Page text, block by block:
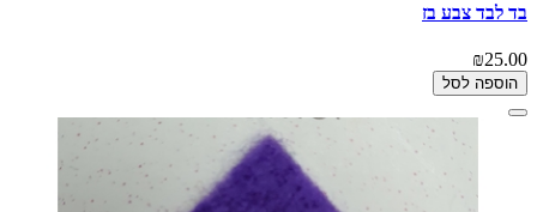
בד לבד צבע בז
₪25.00
הוספה לסל